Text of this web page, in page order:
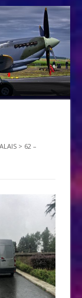
> 62 –